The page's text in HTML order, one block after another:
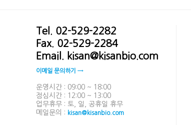
Tel. 02-529-2282
Fax. 02-529-2284
Email. kisan@kisanbio.com
이메일 문의하기 →
운영시간 : 09:00 ~ 18:00
점심시간 : 12:00 ~ 13:00
업무휴무 : 토, 일, 공휴일 휴무
메일문의 : kisan@kisanbio.com